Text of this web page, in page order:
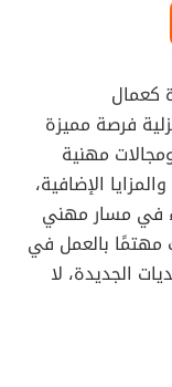
كعمال
المنزلية فرصة مميزة
مهنية
الإضافية،
في مسار مهني
مهتمًا بالعمل في
الجديدة، لا